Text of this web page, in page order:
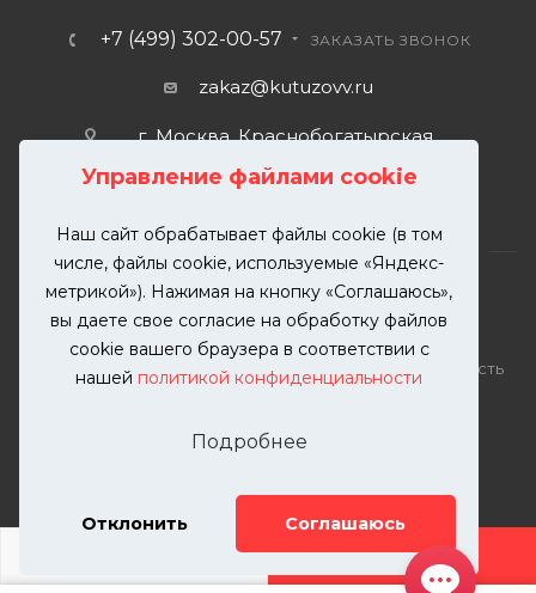
Управление файлами cookie
Наш сайт обрабатывает файлы cookie (в том
числе, файлы cookie, используемые «Яндекс-
метрикой»). Нажимая на кнопку «Соглашаюсь»,
вы даете свое согласие на обработку файлов
cookie вашего браузера в соответствии с
нашей политикой конфиденциальности
Подробнее
Отклонить Соглашаюсь
ДОБАВИТЬ УСЛУГУ
+7 (499) 302-00-57 ЗАКАЗАТЬ ЗВОНОК
zakaz@kutuzovv.ru
г. Москва, Краснобогатырская
2026 © KUTUZOVV | Кузовной ремонт и покраска
автомобилей. Вся информация на сайте – собственность
разрешения запрещена. Все права защищены.
Телефон: 8(499)-302-00-57